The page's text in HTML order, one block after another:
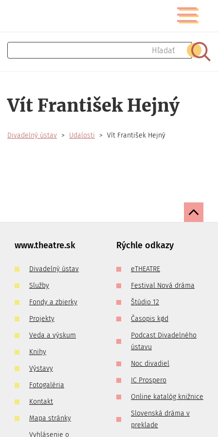
obsah
Prepnúť
navigáciu
Hľadať
Vít František Hejný
Divadelný ústav Udalosti Vít František Hejný
www.theatre.sk
Divadelný ústav
Služby
Fondy a zbierky
Projekty
Veda a výskum
Knihy
Výstavy
Fotogaléria
Kontakt
Mapa stránky
Vyhlásenie o
Rýchle odkazy
eTHEATRE
Festival Nová dráma
Štúdio 12
Časopis kød
Podcast Divadelného
ústavu
Noc divadiel
IC Prospero
Online katalóg knižnice
Slovenská dráma v
preklade